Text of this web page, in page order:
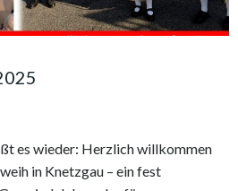
es wieder: Herzlich willkommen
in Knetzgau – ein fest